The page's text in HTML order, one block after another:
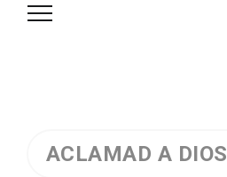
ACLAMAD A DIOS